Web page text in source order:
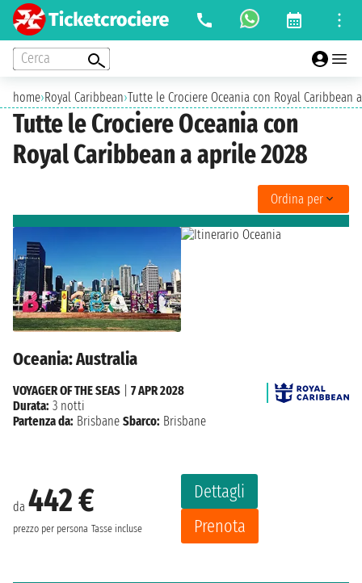
Cerca
home›Royal Caribbean›Tutte le Crociere Oceania con Royal Caribbean
Tutte le Crociere Oceania con
Royal Caribbean a aprile 2028
Ordina per
Oceania: Australia
da 442 €
prezzo per persona Tasse incluse
Dettagli
Prenota
VOYAGER OF THE SEAS
7 APR 2028
Durata: 3 notti
Partenza da: Brisbane Sbarco: Brisbane